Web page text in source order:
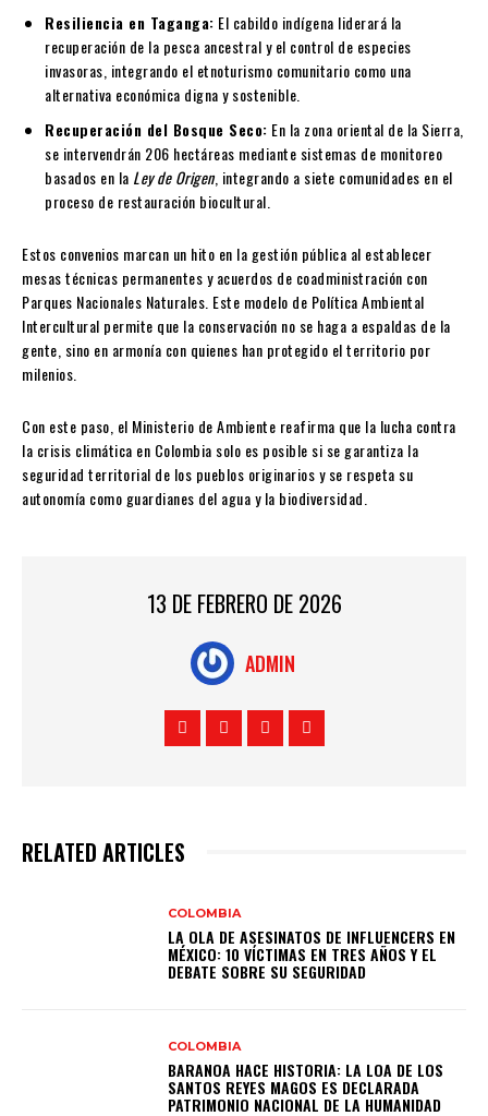
Resiliencia en Taganga: El cabildo indígena liderará la
recuperación de la pesca ancestral y el control de especies
invasoras, integrando el etnoturismo comunitario como una
alternativa económica digna y sostenible.
Recuperación del Bosque Seco: En la zona oriental de la Sierra,
se intervendrán 206 hectáreas mediante sistemas de monitoreo
basados en la Ley de Origen, integrando a siete comunidades en el
proceso de restauración biocultural.
Estos convenios marcan un hito en la gestión pública al establecer
mesas técnicas permanentes y acuerdos de coadministración con
Parques Nacionales Naturales. Este modelo de Política Ambiental
Intercultural permite que la conservación no se haga a espaldas de la
gente, sino en armonía con quienes han protegido el territorio por
milenios.
Con este paso, el Ministerio de Ambiente reafirma que la lucha contra
la crisis climática en Colombia solo es posible si se garantiza la
seguridad territorial de los pueblos originarios y se respeta su
autonomía como guardianes del agua y la biodiversidad.
13 DE FEBRERO DE 2026
ADMIN
RELATED ARTICLES
COLOMBIA
LA OLA DE ASESINATOS DE INFLUENCERS EN
MÉXICO: 10 VÍCTIMAS EN TRES AÑOS Y EL
DEBATE SOBRE SU SEGURIDAD
COLOMBIA
BARANOA HACE HISTORIA: LA LOA DE LOS
SANTOS REYES MAGOS ES DECLARADA
PATRIMONIO NACIONAL DE LA HUMANIDAD